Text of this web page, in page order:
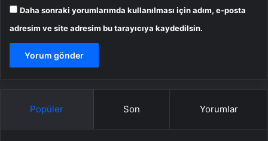
Daha sonraki yorumlarımda kullanılması için adım, e-posta
adresim ve site adresim bu tarayıcıya kaydedilsin.
Popüler Son Yorumlar